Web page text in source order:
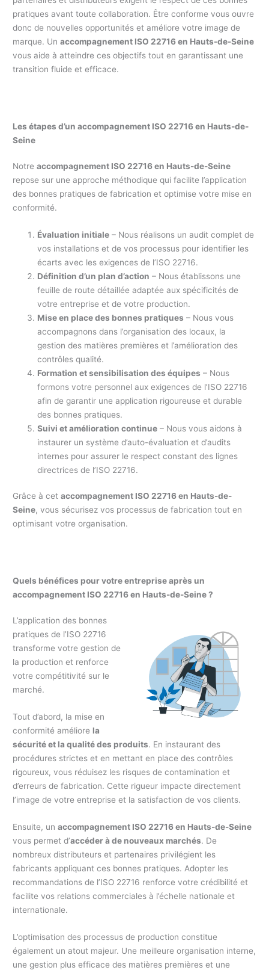
pratiques avant toute collaboration. Être conforme vous ouvre
donc de nouvelles opportunités et améliore votre image de
marque. Unaccompagnement ISO 22716 en Hauts-de-Seine
vous aide à atteindre ces objectifs tout en garantissant une
transition fluide et efficace.
Les étapes d’un accompagnement ISO 22716 en Hauts-de-
Seine
Notreaccompagnement ISO 22716 en Hauts-de-Seine
repose sur une approche méthodique qui facilite l’application
des bonnes pratiques de fabrication et optimise votre mise en
conformité.
Évaluation initiale – Nous réalisons un audit complet de
vos installations et de vos processus pour identifier les
écarts avec les exigences de l’ISO 22716.
Définition d’un plan d’action – Nous établissons une
feuille de route détaillée adaptée aux spécificités de
votre entreprise et de votre production.
Mise en place des bonnes pratiques – Nous vous
accompagnons dans l’organisation des locaux, la
gestion des matières premières et l’amélioration des
contrôles qualité.
Formation et sensibilisation des équipes – Nous
formons votre personnel aux exigences de l’ISO 22716
afin de garantir une application rigoureuse et durable
des bonnes pratiques.
Suivi et amélioration continue – Nous vous aidons à
instaurer un système d’auto-évaluation et d’audits
internes pour assurer le respect constant des lignes
directrices de l’ISO 22716.
Grâce à cetaccompagnement ISO 22716 en Hauts-de-
Seine, vous sécurisez vos processus de fabrication tout en
optimisant votre organisation.
Quels bénéfices pour votre entreprise après un
accompagnement ISO 22716 en Hauts-de-Seine ?
L’application des bonnes
pratiques de l’ISO 22716
transforme votre gestion de
la production et renforce
votre compétitivité sur le
marché.
Tout d’abord, la mise en
conformité améliore la
sécurité et la qualité des produits. En instaurant des
procédures strictes et en mettant en place des contrôles
rigoureux, vous réduisez les risques de contamination et
d’erreurs de fabrication. Cette rigueur impacte directement
l’image de votre entreprise et la satisfaction de vos clients.
Ensuite, unaccompagnement ISO 22716 en Hauts-de-Seine
vous permet d’accéder à de nouveaux marchés. De
nombreux distributeurs et partenaires privilégient les
fabricants appliquant ces bonnes pratiques. Adopter les
recommandations de l’ISO 22716 renforce votre crédibilité et
facilite vos relations commerciales à l’échelle nationale et
internationale.
L’optimisation des processus de production constitue
également un atout majeur. Une meilleure organisation interne,
une gestion plus efficace des matières premières et une